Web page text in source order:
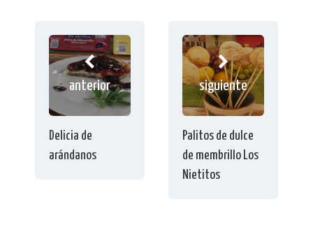
anterior
Delicia de
arándanos
siguiente
Palitos de dulce
de membrillo Los
Nietitos